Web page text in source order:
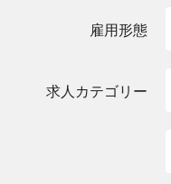
雇用形態
求人カテゴリー